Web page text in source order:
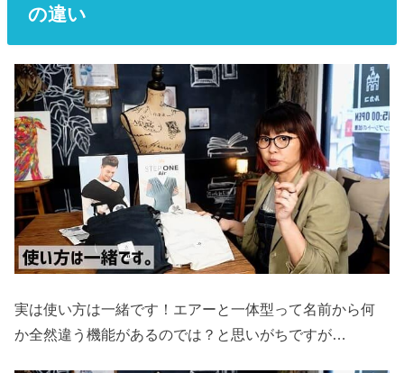
の違い
実は使い方は一緒です！エアーと一体型って名前から何
か全然違う機能があるのでは？と思いがちですが…